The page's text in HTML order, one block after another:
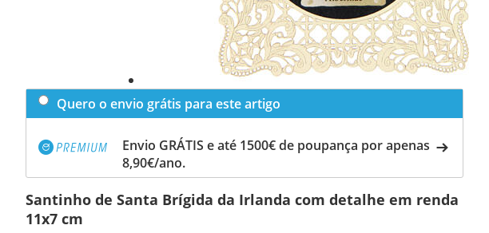
Quero o envio grátis para este artigo
Envio GRÁTIS e até 1500€ de poupança por apenas
8,90€/ano.
Santinho de Santa Brígida da Irlanda com detalhe em renda
11x7 cm